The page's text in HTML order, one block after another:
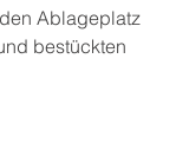
Ablageplatz
bestückten